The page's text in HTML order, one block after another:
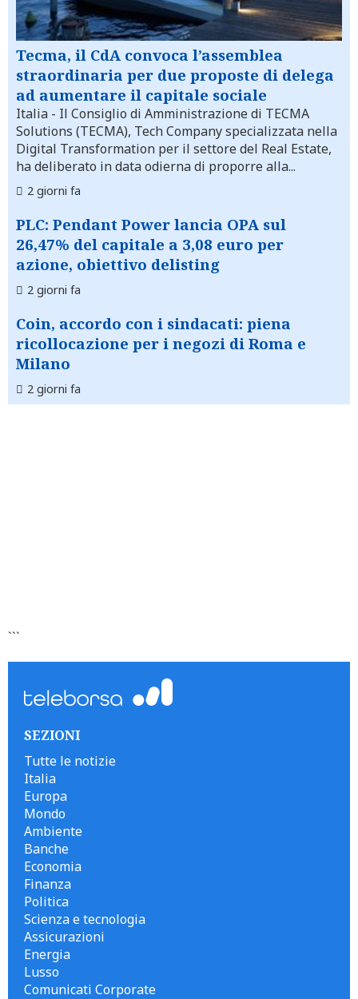
Tecma, il CdA convoca l’assemblea
straordinaria per due proposte di delega
ad aumentare il capitale sociale
Italia - Il Consiglio di Amministrazione di TECMA
Solutions (TECMA), Tech Company specializzata nella
Digital Transformation per il settore del Real Estate,
ha deliberato in data odierna di proporre alla...
2 giorni fa
PLC: Pendant Power lancia OPA sul
26,47% del capitale a 3,08 euro per
azione, obiettivo delisting
2 giorni fa
Coin, accordo con i sindacati: piena
ricollocazione per i negozi di Roma e
Milano
2 giorni fa
```
SEZIONI
Tutte le notizie
Italia
Europa
Mondo
Ambiente
Banche
Economia
Finanza
Politica
Scienza e tecnologia
Assicurazioni
Energia
Lusso
Comunicati Corporate